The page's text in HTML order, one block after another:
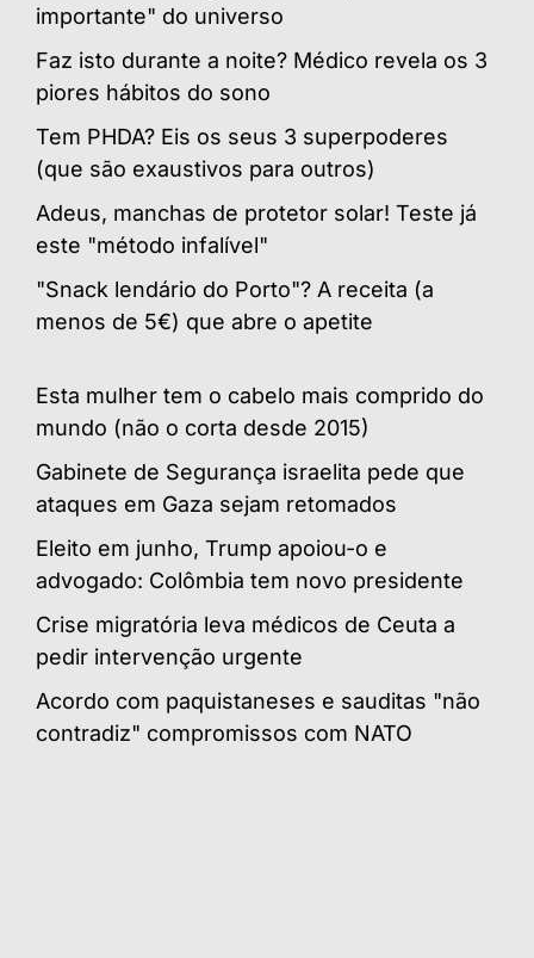
importante" do universo
Faz isto durante a noite? Médico revela os 3
piores hábitos do sono
Tem PHDA? Eis os seus 3 superpoderes
(que são exaustivos para outros)
Adeus, manchas de protetor solar! Teste já
este "método infalível"
"Snack lendário do Porto"? A receita (a
menos de 5€) que abre o apetite
Esta mulher tem o cabelo mais comprido do
mundo (não o corta desde 2015)
Gabinete de Segurança israelita pede que
ataques em Gaza sejam retomados
Eleito em junho, Trump apoiou-o e
advogado: Colômbia tem novo presidente
Crise migratória leva médicos de Ceuta a
pedir intervenção urgente
Acordo com paquistaneses e sauditas "não
contradiz" compromissos com NATO